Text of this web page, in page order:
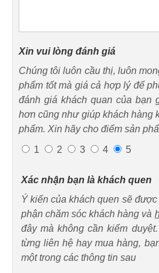
Xin vui lòng đánh giá
Chúng tôi luôn cầu thị, luôn
phẩm tốt mà giá cả hợp lý để
đánh giá khách quan của bạn
hơn cũng như giúp khách hàng
phẩm. Xin hãy cho điểm sản
1
2 3 4 5
Xác nhận bạn là khách quen
Ý kiến của khách quen sẽ
phận chăm sóc khách hàng và
đây mà không cần kiểm
từng liên hệ hay mua hàng,
một trong các thông tin sau